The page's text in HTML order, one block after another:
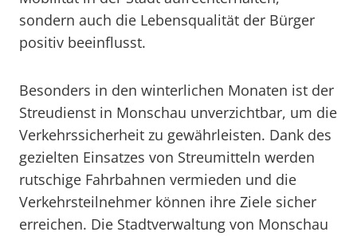
sondern auch die Lebensqualität der Bürger
positiv beeinflusst.
Besonders in den winterlichen Monaten ist der
Streudienst in Monschau unverzichtbar, um die
Verkehrssicherheit zu gewährleisten. Dank des
gezielten Einsatzes von Streumitteln werden
rutschige Fahrbahnen vermieden und die
Verkehrsteilnehmer können ihre Ziele sicher
erreichen. Die Stadtverwaltung von Monschau